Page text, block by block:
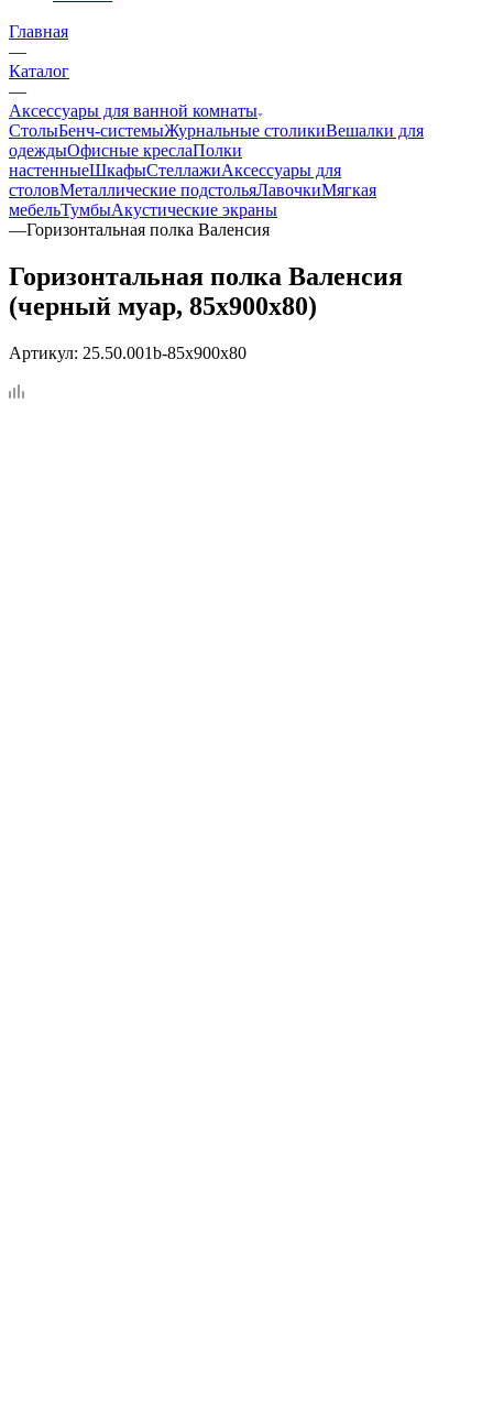
Главная
—
Каталог
—
Аксессуары для ванной комнаты
СтолыБенч-системыЖурнальные столикиВешалки для
одеждыОфисные креслаПолки
настенныеШкафыСтеллажиАксессуары для
столовМеталлические подстольяЛавочкиМягкая
мебельТумбыАкустические экраны
—Горизонтальная полка Валенсия
Горизонтальная полка Валенсия
(черный муар, 85x900x80)
Артикул: 25.50.001b-85x900x80